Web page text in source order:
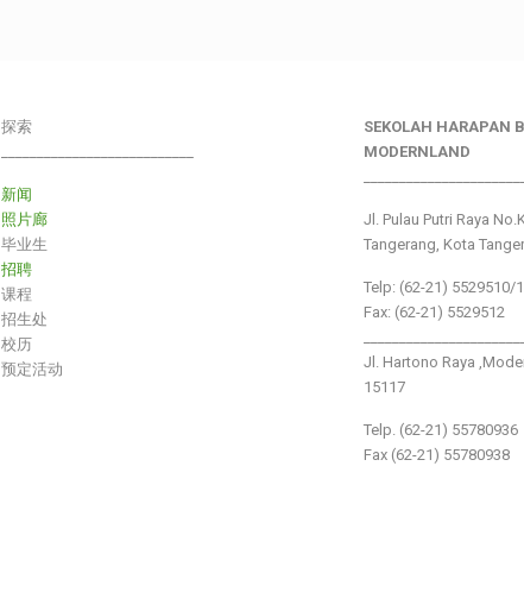
探索
新闻
照片廊
毕业生
招聘
课程
招生处
校历
预定活动
SEKOLAH HARAPAN
MODERNLAND
Jl. Pulau Putri Raya
Tangerang, Kota
Telp: (62-21) 5529510/
Fax: (62-21) 5529512
Jl. Hartono Raya
15117
Telp. (62-21) 55780936
Fax (62-21) 55780938